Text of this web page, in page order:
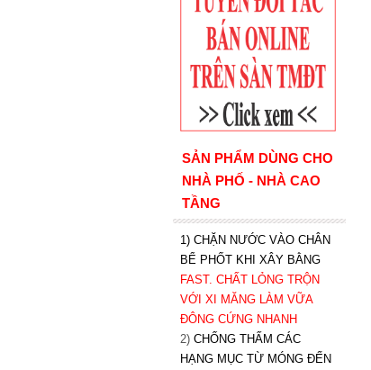
SẢN PHẨM DÙNG CHO
NHÀ PHỐ - NHÀ CAO
TẦNG
1) CHẶN NƯỚC VÀO CHÂN
BỂ PHỐT KHI XÂY BẰNG
FAST. CHẤT LỎNG TRỘN
VỚI XI MĂNG LÀM VỮA
ĐÔNG CỨNG NHANH
2) CHỐNG THẤM CÁC
HẠNG MỤC TỪ MÓNG ĐẾN